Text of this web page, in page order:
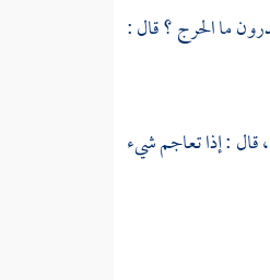
ما الحرج ؟ قال :
، قال : إذا تعاجم شيء